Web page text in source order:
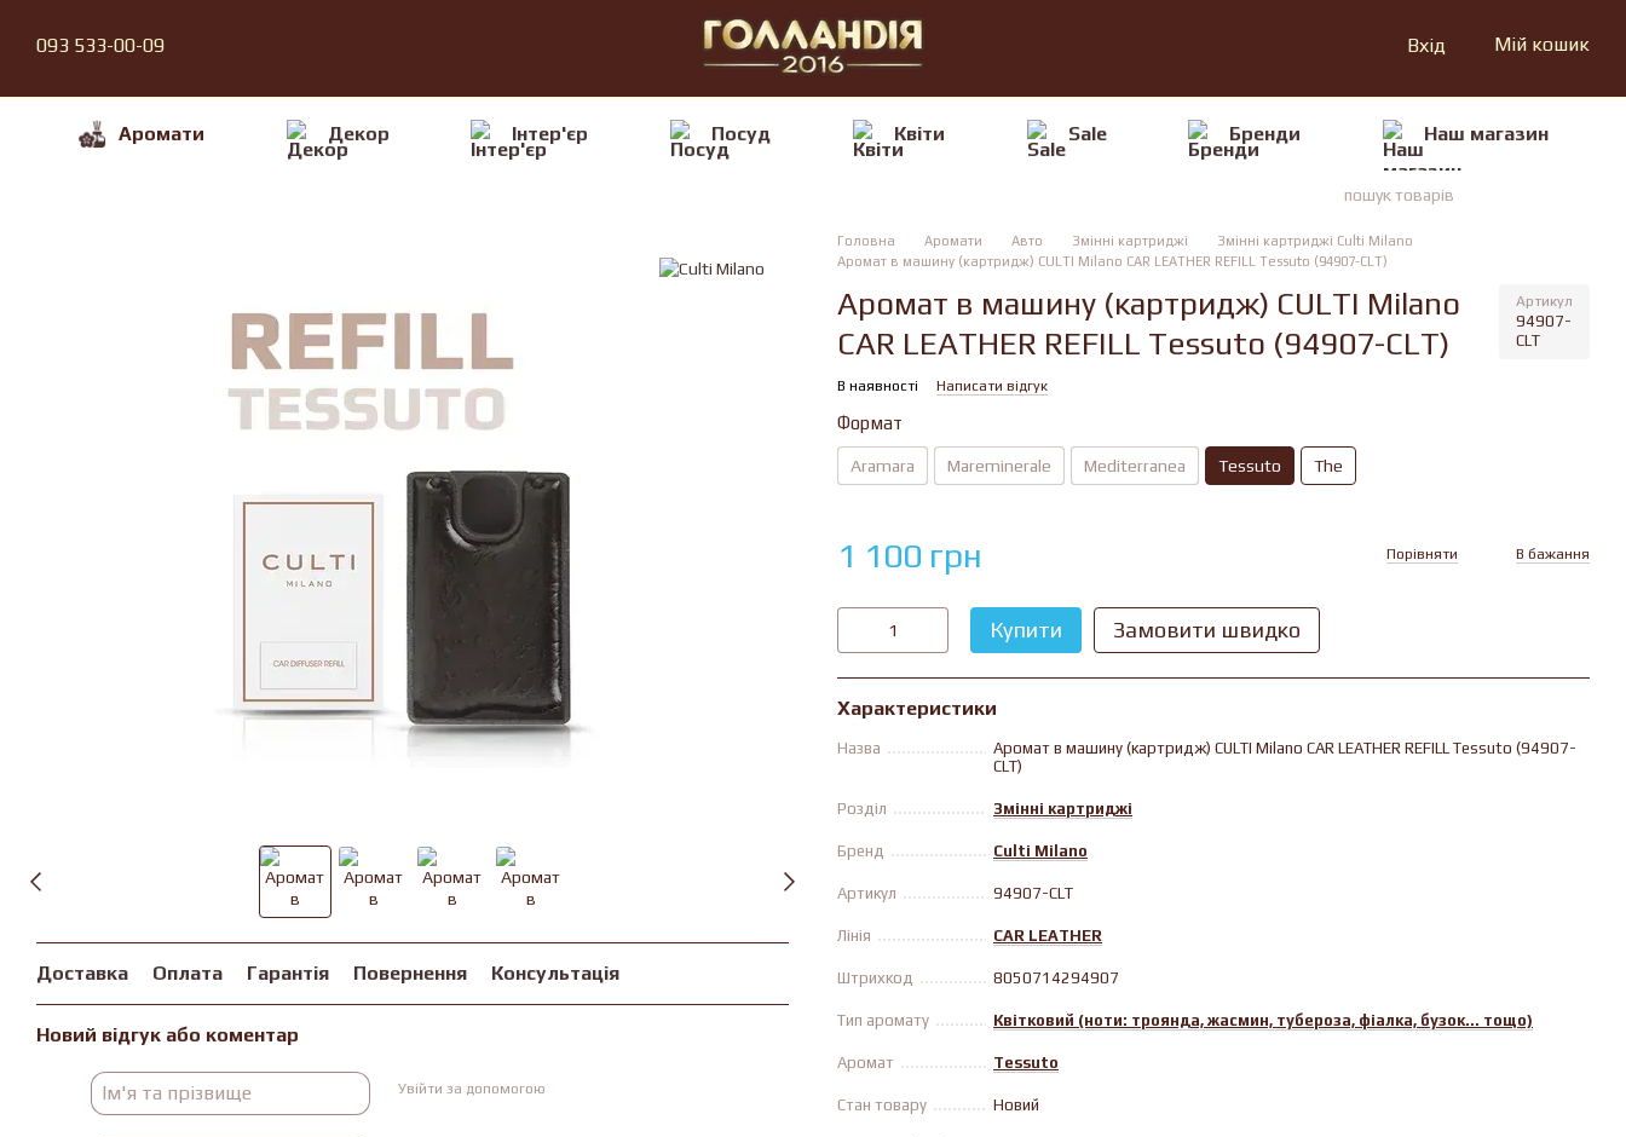
093 533-00-09 Вхід Мій кошик
Аромати Декор Iнтер'єр Посуд Квiти Sale Бренди Наш магазин
Доставка Оплата Гарантія Повернення Консультація
Новий відгук або коментар
Увійти за допомогою
Головна Аромати Авто Змінні картриджі
Змінні картриджі Culti Milano
Аромат в машину (картридж) CULTI Milano CAR LEATHER REFILL Tessuto (94907-CLT)
Аромат в машину (картридж) CULTI Milano
CAR LEATHER REFILL Tessuto (94907-CLT)
Артикул
94907-
CLT
В наявності Написати відгук
Формат
Aramara Mareminerale Mediterranea Tessuto The
1 100 грн Порівняти В бажання
Купити Замовити швидко
Характеристики
Назва
Аромат в машину (картридж) CULTI Milano CAR LEATHER REFILL Tessuto (94907-
CLT)
Розділ Змінні картриджі
Бренд Culti Milano
Артикул 94907-CLT
Лінія CAR LEATHER
Штрихкод 8050714294907
Тип аромату Квiтковий (ноти: троянда, жасмин, тубероза, фіалка, бузок... тощо)
Аромат Tessuto
Стан товару Новий